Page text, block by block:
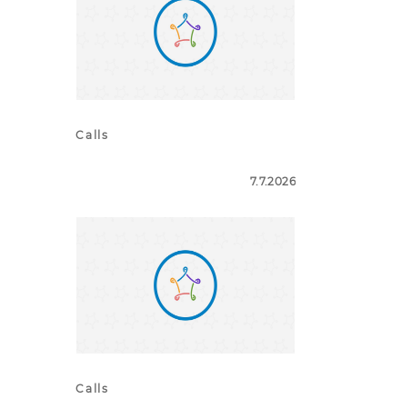
Calls
7.7.2026
Calls